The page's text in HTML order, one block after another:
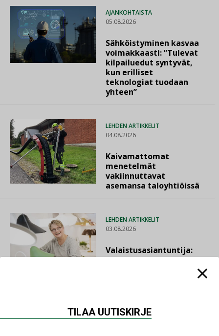
AJANKOHTAISTA
05.08.2026
Sähköistyminen kasvaa
voimakkaasti: ”Tulevat
kilpailuedut syntyvät,
kun erilliset
teknologiat tuodaan
yhteen”
LEHDEN ARTIKKELIT
04.08.2026
Kaivamattomat
menetelmät
vakiinnuttavat
asemansa taloyhtiöissä
LEHDEN ARTIKKELIT
03.08.2026
Valaistusasiantuntija:
”Talotekniikan pitäisi
TILAA UUTISKIRJE